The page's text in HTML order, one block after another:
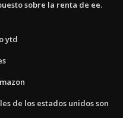
sobre la renta de ee.
ytd
de los estados unidos son